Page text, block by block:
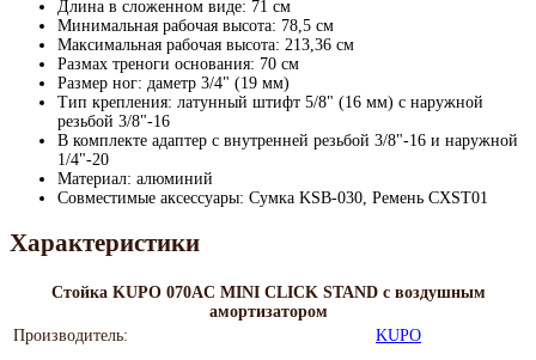
Длина в сложенном виде: 71 см
Минимальная рабочая высота: 78,5 см
Максимальная рабочая высота: 213,36 см
Размах треноги основания: 70 см
Размер ног: даметр 3/4" (19 мм)
Тип крепления: латунный штифт 5/8" (16 мм) с наружной
резьбой 3/8"-16
В комплекте адаптер с внутренней резьбой 3/8"-16 и наружной
1/4"-20
Материал: алюминий
Совместимые аксессуары: Сумка KSB-030, Ремень CXST01
Характеристики
Стойка KUPO 070AC MINI CLICK STAND с воздушным
амортизатором
Производитель:
KUPO